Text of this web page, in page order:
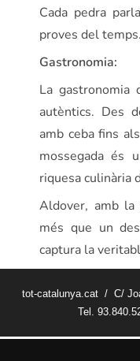
Cada pedra
proves del temps.
Gastronomia:
La gastronomia
autèntics. Des
amb ceba fins
mossegada és
riquesa culinària
Aldover, amb
més que un
captura la
tot-catalunya.cat / C/
Tel.